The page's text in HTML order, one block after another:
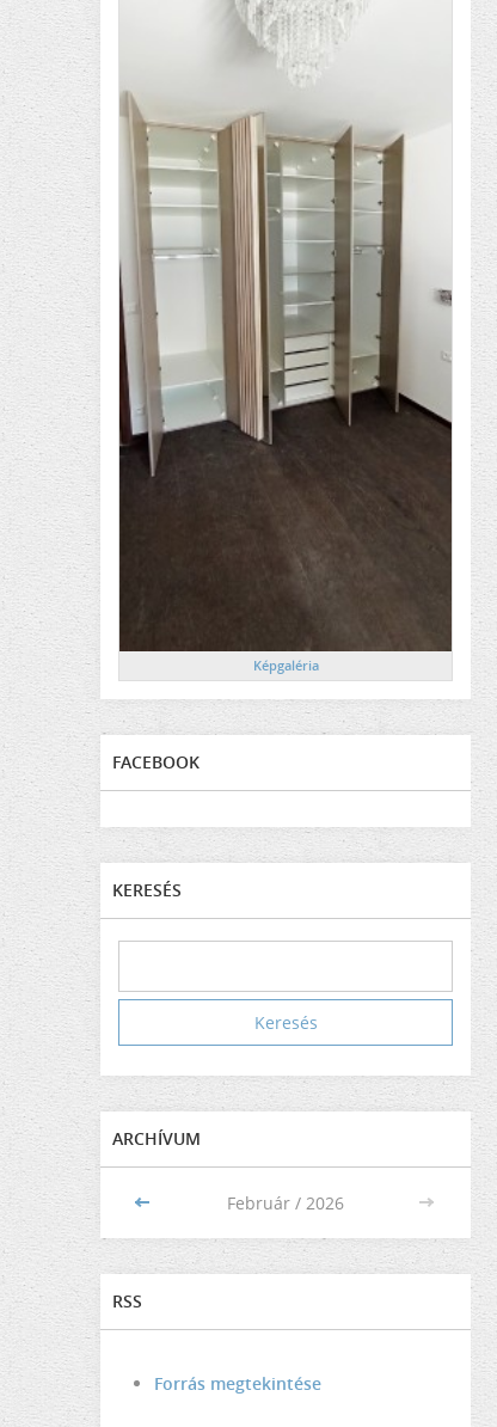
Képgaléria
FACEBOOK
KERESÉS
ARCHÍVUM
<< Február / 2026 >>
RSS
Forrás megtekintése